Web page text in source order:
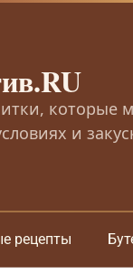
которые
и
рецепты